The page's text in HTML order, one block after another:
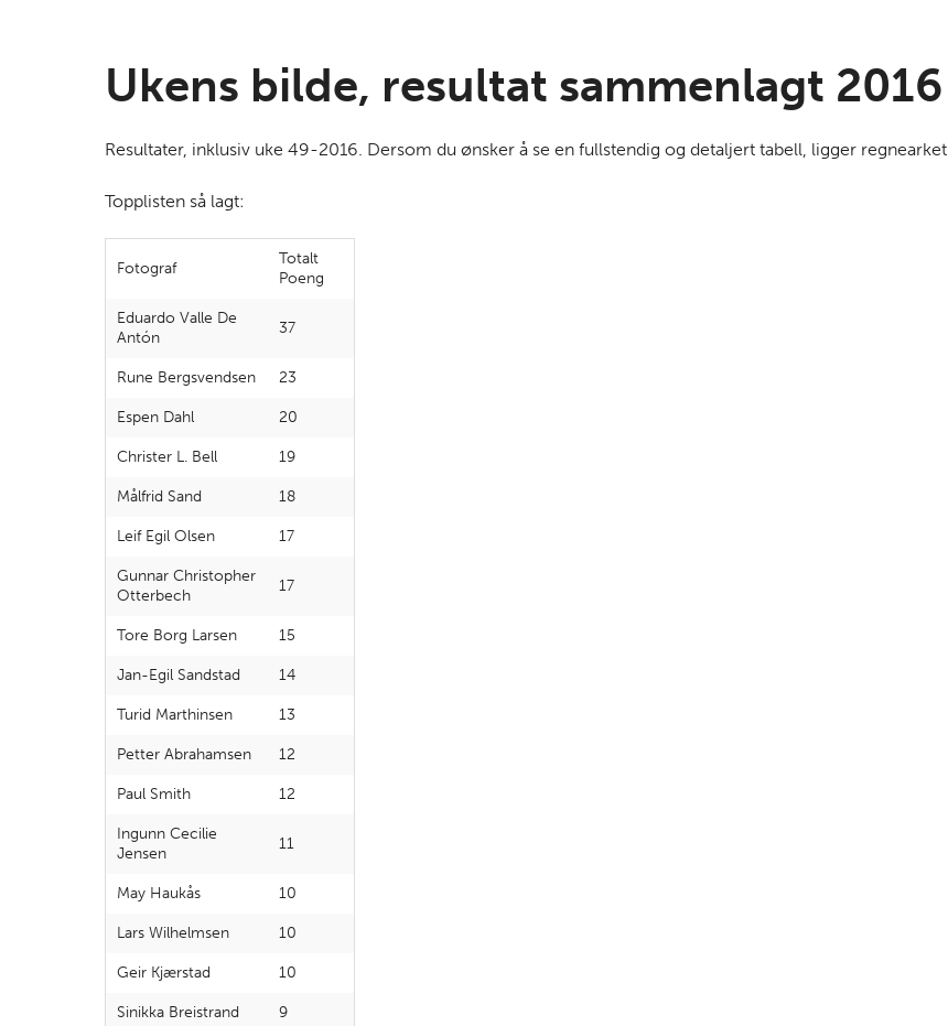
Ukens bilde, resultat sammenlagt 2016
Resultater, inklusiv uke 49-2016. Dersom du ønsker å se en fullstendig og detaljert tabell, ligger regnearket
Topplisten så lagt:
Fotograf
Totalt
Poeng
Eduardo Valle De
Antón
37
Rune Bergsvendsen 23
Espen Dahl 20
Christer L. Bell 19
Målfrid Sand 18
Leif Egil Olsen 17
Gunnar Christopher
Otterbech
17
Tore Borg Larsen 15
Jan-Egil Sandstad 14
Turid Marthinsen 13
Petter Abrahamsen 12
Paul Smith 12
Ingunn Cecilie
Jensen
11
May Haukås 10
Lars Wilhelmsen 10
Geir Kjærstad 10
Sinikka Breistrand 9